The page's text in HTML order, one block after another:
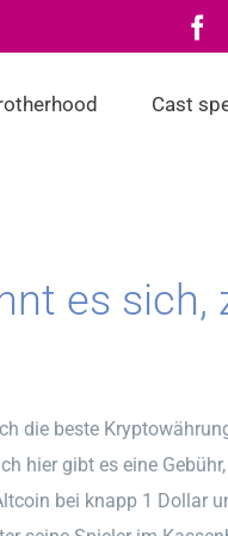
Cast
es sich,
die beste
hier gibt es eine
bei knapp 1 Dollar